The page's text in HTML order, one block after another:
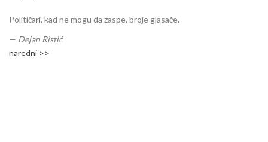
Političari, kad ne mogu da zaspe, broje glasače.
— Dejan Ristić
naredni >>